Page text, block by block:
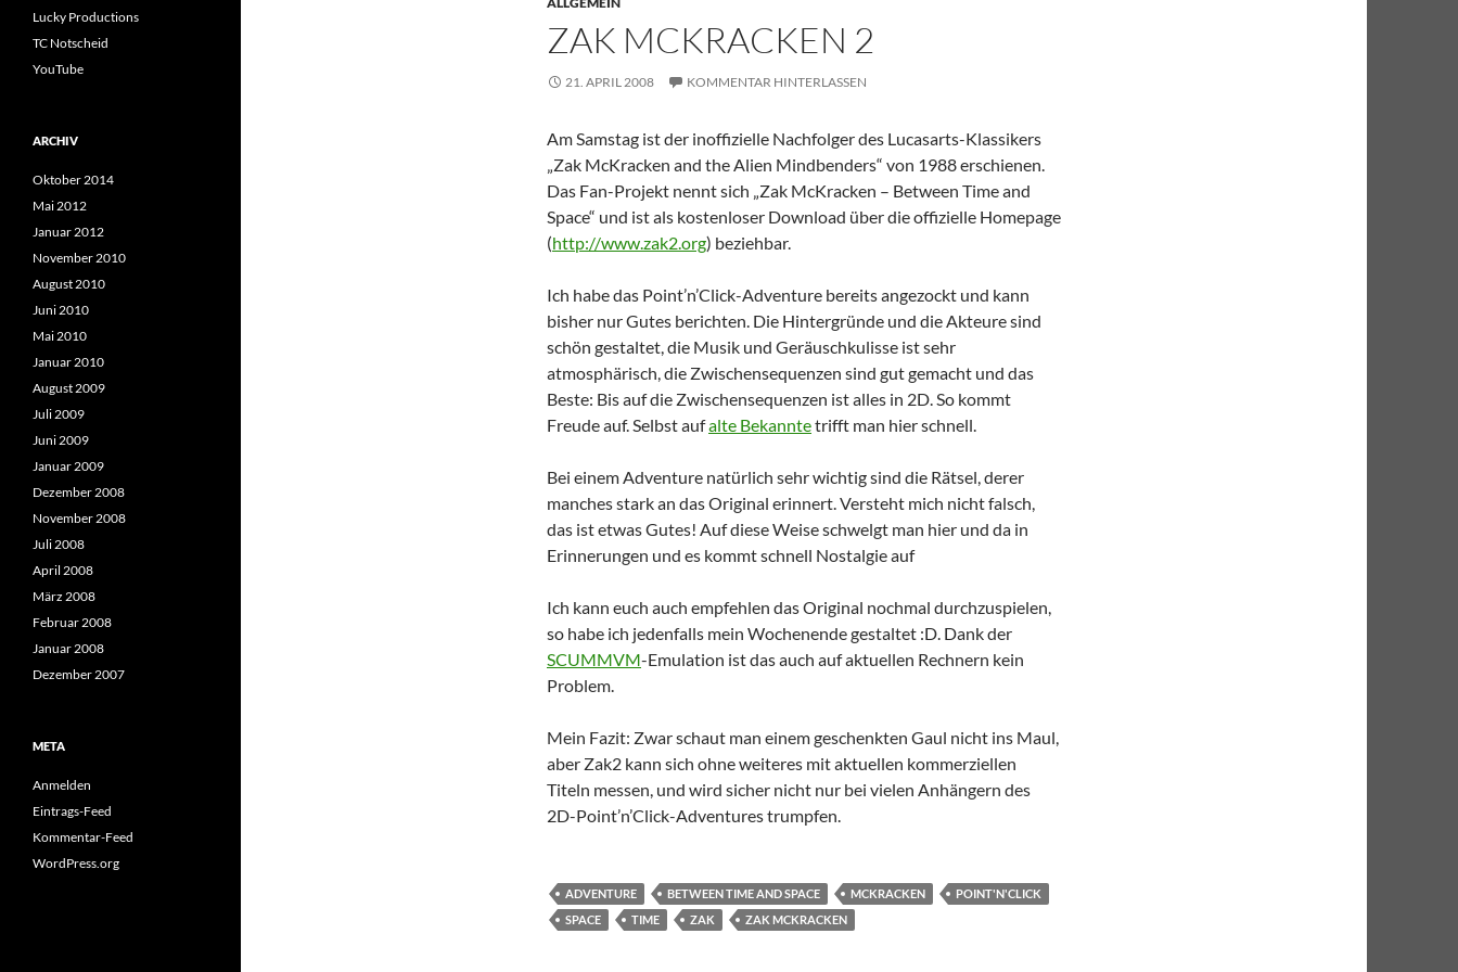
ZAK MCKRACKEN 2
21. APRIL 2008 KOMMENTAR HINTERLASSEN
Am Samstag ist der inoffizielle Nachfolger des Lucasarts-Klassikers
„Zak McKracken and the Alien Mindbenders“ von 1988 erschienen.
Das Fan-Projekt nennt sich „Zak McKracken – Between Time and
Space“ und ist als kostenloser Download über die offizielle Homepage
(http://www.zak2.org) beziehbar.
Ich habe das Point’n’Click-Adventure bereits angezockt und kann
bisher nur Gutes berichten. Die Hintergründe und die Akteure sind
schön gestaltet, die Musik und Geräuschkulisse ist sehr
atmosphärisch, die Zwischensequenzen sind gut gemacht und das
Beste: Bis auf die Zwischensequenzen ist alles in 2D. So kommt
Freude auf. Selbst aufalte Bekanntetrifft man hier schnell.
Bei einem Adventure natürlich sehr wichtig sind die Rätsel, derer
manches stark an das Original erinnert. Versteht mich nicht falsch,
das ist etwas Gutes! Auf diese Weise schwelgt man hier und da in
Erinnerungen und es kommt schnell Nostalgie auf
Ich kann euch auch empfehlen das Original nochmal durchzuspielen,
so habe ich jedenfalls mein Wochenende gestaltet :D. Dank der
SCUMMVM-Emulation ist das auch auf aktuellen Rechnern kein
Problem.
Mein Fazit: Zwar schaut man einem geschenkten Gaul nicht ins Maul,
aber Zak2 kann sich ohne weiteres mit aktuellen kommerziellen
Titeln messen, und wird sicher nicht nur bei vielen Anhängern des
2D-Point’n’Click-Adventures trumpfen.
ADVENTURE BETWEEN TIME AND SPACE MCKRACKEN
POINT'N'CLICK
SPACE
TIME ZAK ZAK MCKRACKEN
Lucky Productions
TC Notscheid
YouTube
ARCHIV
Oktober 2014
Mai 2012
Januar 2012
November 2010
August 2010
Juni 2010
Mai 2010
Januar 2010
August 2009
Juli 2009
Juni 2009
Januar 2009
Dezember 2008
November 2008
Juli 2008
April 2008
März 2008
Februar 2008
Januar 2008
Dezember 2007
META
Anmelden
Eintrags-Feed
Kommentar-Feed
WordPress.org